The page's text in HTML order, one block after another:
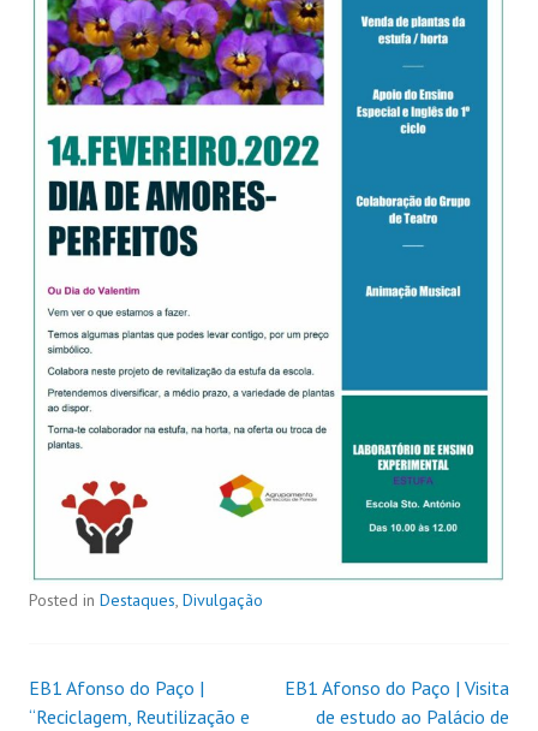
Posted in Destaques, Divulgação
EB1 Afonso do Paço |
“Reciclagem, Reutilização e
EB1 Afonso do Paço | Visita
de estudo ao Palácio de